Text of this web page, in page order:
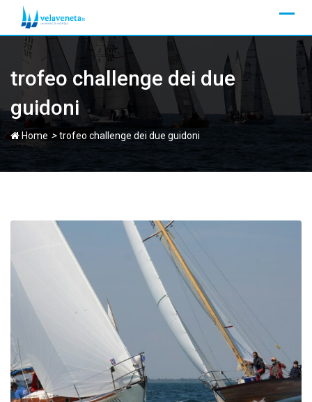
content
trofeo challenge dei due
guidoni
Home >trofeo challenge dei due guidoni